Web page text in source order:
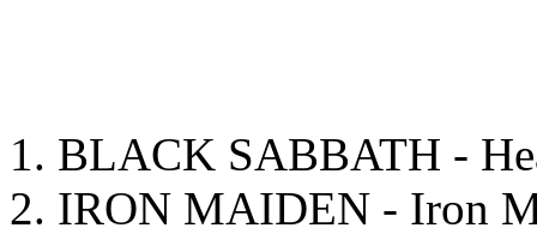
1. BLACK SABBATH -
2. IRON MAIDEN - Iron